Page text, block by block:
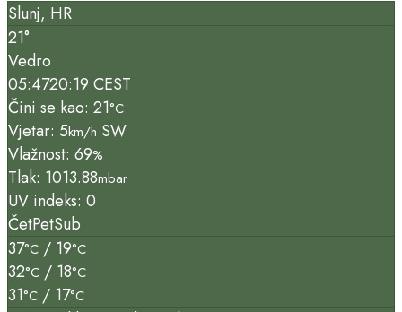
Slunj, HR
21°
Vedro
05:4720:19 CEST
Čini se kao: 21°C
Vjetar: 5km/h SW
Vlažnost: 69%
Tlak: 1013.88mbar
UV indeks: 0
ČetPetSub
37°C / 19°C
32°C / 18°C
31°C / 17°C